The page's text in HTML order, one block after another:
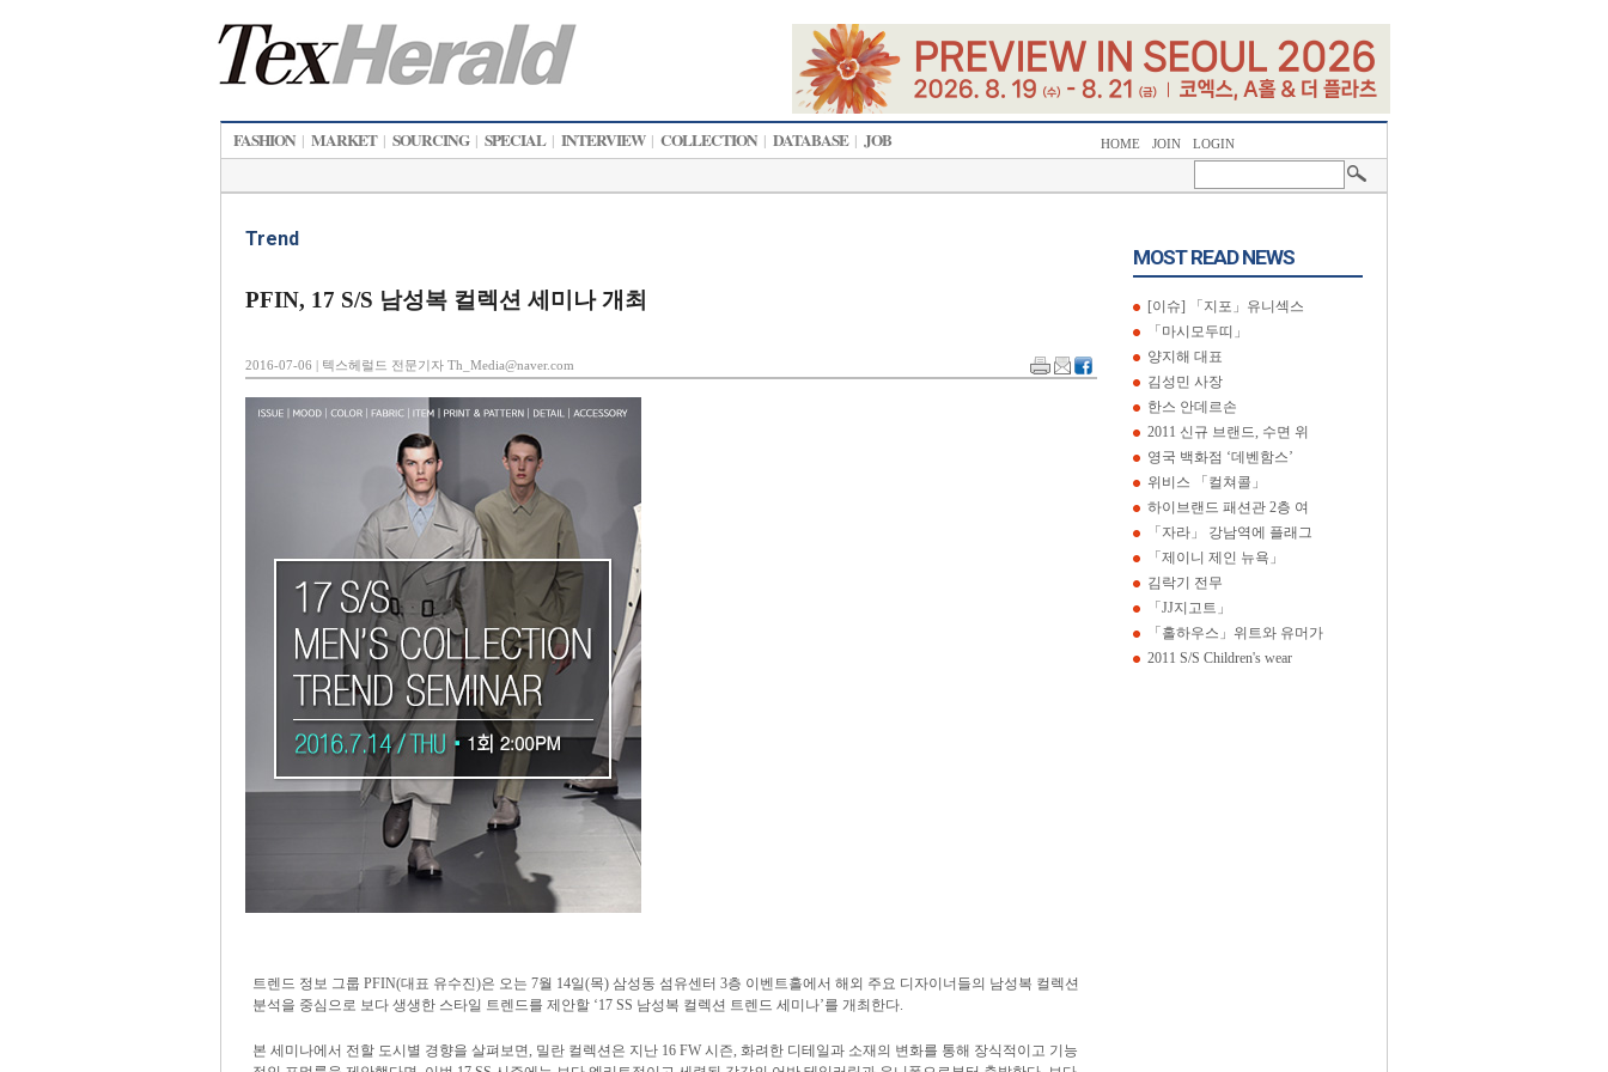
FASHION | MARKET | SOURCING | SPECIAL | INTERVIEW | COLLECTION | DATABASE | JOB HOME JOIN LOGIN
Trend
PFIN, 17 S/S 남성복 컬렉션 세미나 개최
2016-07-06 | 텍스헤럴드 전문기자 Th_Media@naver.com
트렌드 정보 그룹 PFIN(대표 유수진)은 오는 7월 14일(목) 삼성동 섬유센터 3층 이벤트홀에서 해외 주요 디자이너들의 남성복 컬렉션
분석을 중심으로 보다 생생한 스타일 트렌드를 제안할 ‘17 SS 남성복 컬렉션 트렌드 세미나’를 개최한다.
본 세미나에서 전할 도시별 경향을 살펴보면, 밀란 컬렉션은 지난 16 FW 시즌, 화려한 디테일과 소재의 변화를 통해 장식적이고 기능
MOST READ NEWS
[이슈] 「지포」유니섹스
「마시모두띠」
양지해 대표
김성민 사장
한스 안데르손
2011 신규 브랜드, 수면 위
영국 백화점 ‘데벤함스’
위비스 「컬쳐콜」
하이브랜드 패션관 2층 여
「자라」 강남역에 플래그
「제이니 제인 뉴욕」
김락기 전무
「JJ지고트」
「홀하우스」위트와 유머가
2011 S/S Children's wear